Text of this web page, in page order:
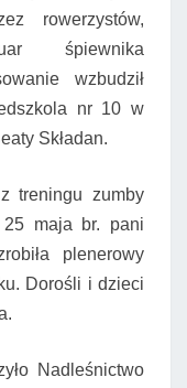
rowerzystów,
śpiewnika
wzbudził
nr 10 w
Składan.
treningu zumby
25 maja br. pani
plenerowy
Dorośli i dzieci
Nadleśnictwo